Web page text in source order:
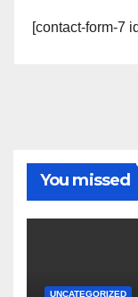
[contact-form-7
You missed
UNCATEGORIZED